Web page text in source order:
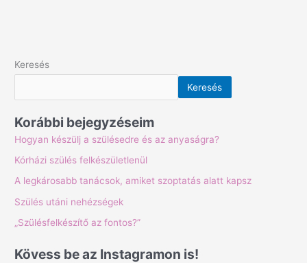
Keresés
Keresés
Korábbi bejegyzéseim
Hogyan készülj a szülésedre és az anyaságra?
Kórházi szülés felkészületlenül
A legkárosabb tanácsok, amiket szoptatás alatt kapsz
Szülés utáni nehézségek
„Szülésfelkészítő az fontos?”
Kövess be az Instagramon is!
I
s
t
a
g
F
c
e
b
o